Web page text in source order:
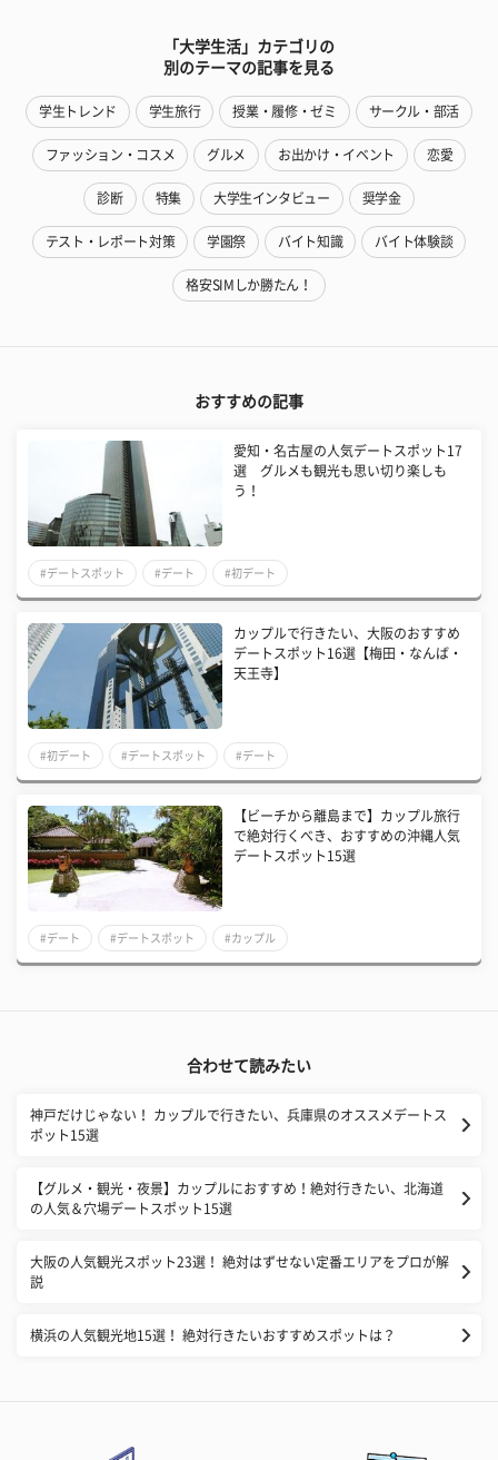
「大学生活」カテゴリの
別のテーマの記事を見る
学生トレンド 学生旅行 授業・履修・ゼミ サークル・部活
ファッション・コスメ グルメ お出かけ・イベント 恋愛
診断 特集 大学生インタビュー 奨学金
テスト・レポート対策 学園祭 バイト知識 バイト体験談
格安SIMしか勝たん！
おすすめの記事
愛知・名古屋の人気デートスポット17
選 グルメも観光も思い切り楽しも
う！
#デートスポット #デート #初デート
カップルで行きたい、大阪のおすすめ
デートスポット16選【梅田・なんば・
天王寺】
#初デート #デートスポット #デート
【ビーチから離島まで】カップル旅行
で絶対行くべき、おすすめの沖縄人気
デートスポット15選
#デート #デートスポット #カップル
合わせて読みたい
神戸だけじゃない！ カップルで行きたい、兵庫県のオススメデートス
ポット15選
【グルメ・観光・夜景】カップルにおすすめ！絶対行きたい、北海道
の人気＆穴場デートスポット15選
大阪の人気観光スポット23選！ 絶対はずせない定番エリアをプロが解
説
横浜の人気観光地15選！ 絶対行きたいおすすめスポットは？